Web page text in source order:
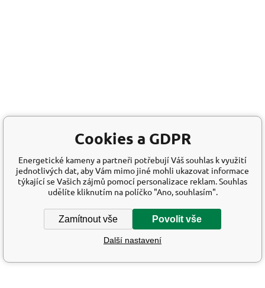
Cookies a GDPR
Energetické kameny a partneři potřebují Váš souhlas k využití
jednotlivých dat, aby Vám mimo jiné mohli ukazovat informace
týkající se Vašich zájmů pomocí personalizace reklam. Souhlas
udělíte kliknutím na políčko "Ano, souhlasím".
Zamítnout vše Povolit vše
Další nastavení